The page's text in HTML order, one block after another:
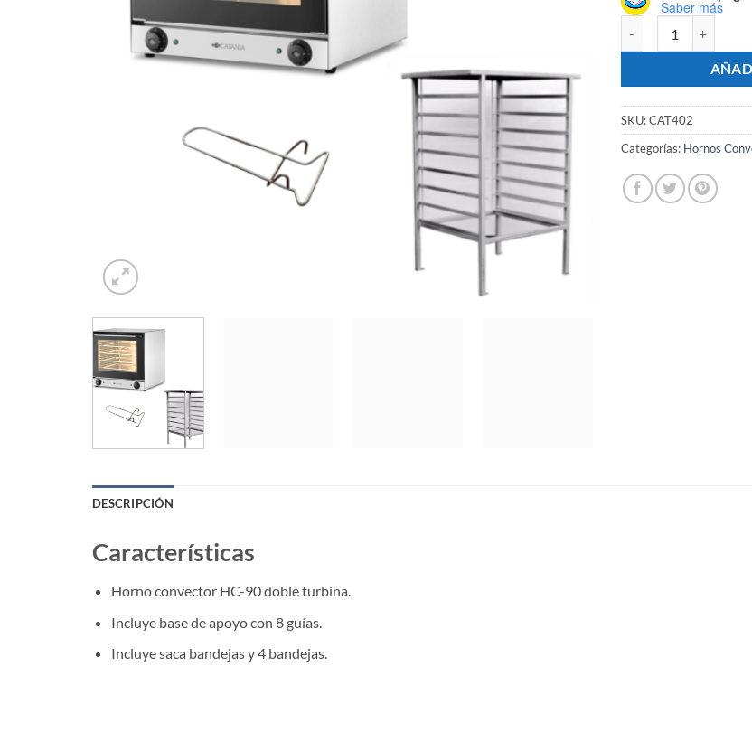
Saber más
SKU:CAT402
Categorías: Hornos
DESCRIPCIÓN
Características
Horno convector HC-90 doble turbina.
Incluye base de apoyo con 8 guías.
Incluye saca bandejas y 4 bandejas.